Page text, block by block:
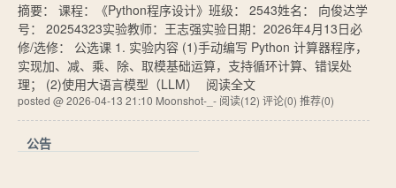
摘要： 课程：《Python程序设计》班级： 2543姓名： 向俊达学
号： 20254323实验教师：王志强实验日期：2026年4月13日必
修/选修： 公选课 1. 实验内容 (1)手动编写 Python 计算器程序，
实现加、减、乘、除、取模基础运算，支持循环计算、错误处
理； (2)使用大语言模型（LLM）
阅读全文
posted @ 2026-04-13 21:10 Moonshot-_- 阅读(12) 评论(0) 推荐(0)
公告